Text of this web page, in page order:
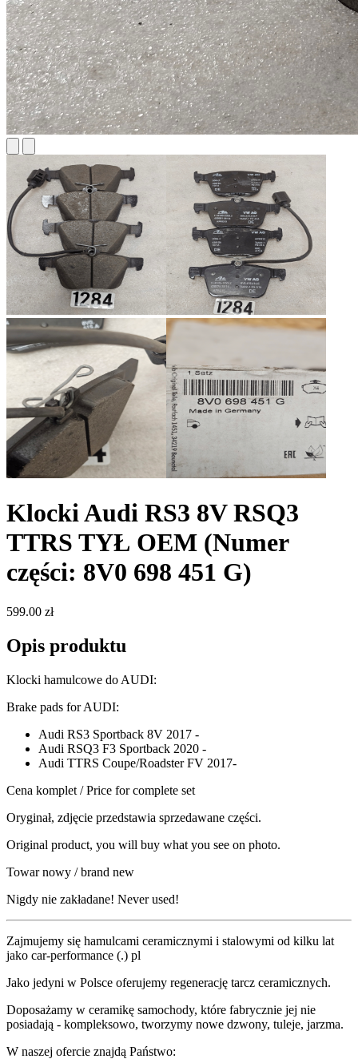
Klocki Audi RS3 8V RSQ3
TTRS TYŁ OEM (Numer
części: 8V0 698 451 G)
599.00 zł
Opis produktu
Klocki hamulcowe do AUDI:
Brake pads for AUDI:
Audi RS3 Sportback 8V 2017 -
Audi RSQ3 F3 Sportback 2020 -
Audi TTRS Coupe/Roadster FV 2017-
Cena komplet / Price for complete set
Oryginał, zdjęcie przedstawia sprzedawane części.
Original product, you will buy what you see on photo.
Towar nowy / brand new
Nigdy nie zakładane! Never used!
Zajmujemy się hamulcami ceramicznymi i stalowymi od kilku lat
jako car-performance (.) pl
Jako jedyni w Polsce oferujemy regenerację tarcz ceramicznych.
Doposażamy w ceramikę samochody, które fabrycznie jej nie
posiadają - kompleksowo, tworzymy nowe dzwony, tuleje, jarzma.
W naszej ofercie znajdą Państwo: